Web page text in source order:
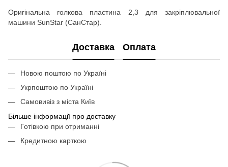
Оригінальна голкова пластина 2,3 для закріплювальної
машини SunStar (СанСтар).
Доставка Оплата
Новою поштою по Україні
Укрпоштою по Україні
Самовивіз з міста Київ
Більше інформації про доставку
Готівкою при отриманні
Кредитною карткою